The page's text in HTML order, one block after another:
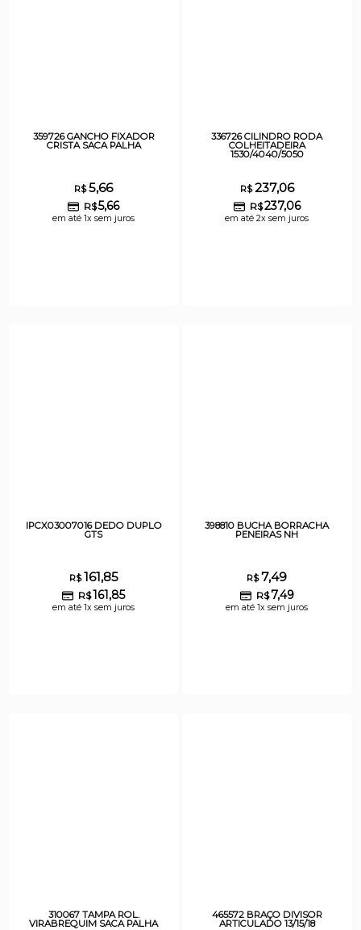
359726 GANCHO FIXADOR
CRISTA SACA PALHA
R$5,66
R$5,66
em até 1x sem juros
336726 CILINDRO RODA
COLHEITADEIRA
1530/4040/5050
R$237,06
R$237,06
em até 2x sem juros
IPCX03007016 DEDO DUPLO
GTS
R$161,85
R$161,85
em até 1x sem juros
398810 BUCHA BORRACHA
PENEIRAS NH
R$7,49
R$7,49
em até 1x sem juros
310067 TAMPA ROL.
VIRABREQUIM SACA PALHA
465572 BRAÇO DIVISOR
ARTICULADO 13/15/18